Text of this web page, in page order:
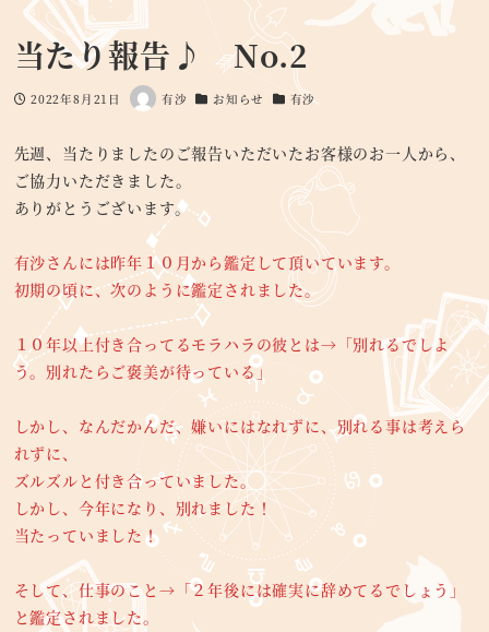
当たり報告♪ No.2
投稿日
2022年8月21日
著
有沙
カテゴリー
お知らせ
カテゴリー
有沙
先週、当たりましたのご報告いただいたお客様のお一人から、
ご協力いただきました。
ありがとうございます。
有沙さんには昨年１０月から鑑定して頂いています。
初期の頃に、次のように鑑定されました。
１０年以上付き合ってるモラハラの彼とは→「別れるでしよ
う。別れたらご褒美が待っている」
しかし、なんだかんだ、嫌いにはなれずに、別れる事は考えら
れずに、
ズルズルと付き合っていました。
しかし、今年になり、別れました！
当たっていました！
そして、仕事のこと→「２年後には確実に辞めてるでしょう」
と鑑定されました。